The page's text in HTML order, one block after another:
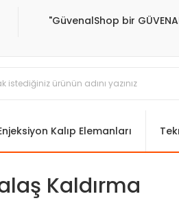
"GüvenalShop bir
Kalıp Elemanları
Kaldırma